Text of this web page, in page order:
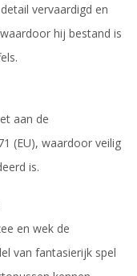
vervaardigd en
hij bestand is
aan de
(EU), waardoor veilig
is.
en wek de
van fantasierijk spel